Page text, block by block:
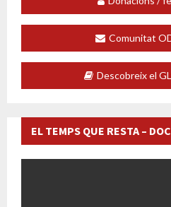
Comunitat
Descobreix el
EL TEMPS QUE RESTA –